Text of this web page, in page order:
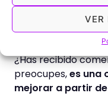
VER
Manejo de
conviértelas
¿Has recibido
preocupes,es una
mejorar a partir